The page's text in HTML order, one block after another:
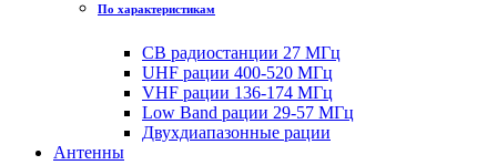
По характеристикам
CB радиостанции 27 МГц
UHF рации 400-520 МГц
VHF рации 136-174 МГц
Low Band рации 29-57 МГц
Двухдиапазонные рации
Антенны